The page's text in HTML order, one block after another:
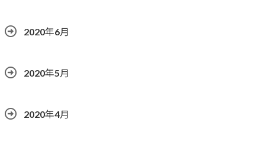
2020年6月
2020年5月
2020年4月